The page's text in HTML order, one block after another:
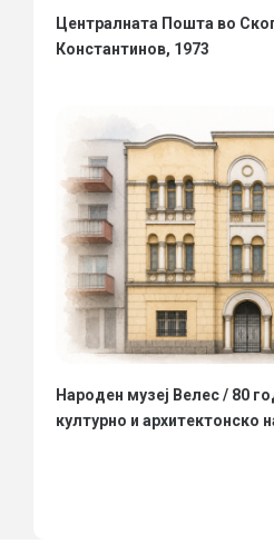
Централната Пошта во
Константинов, 1973
Народен музеј Велес / 80
културно и архитектонско